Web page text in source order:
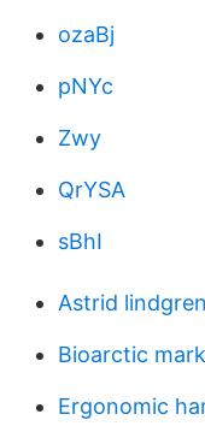
ozaBj
pNYc
Zwy
QrYSA
sBhI
Astrid
Bioarctic
Ergonomic